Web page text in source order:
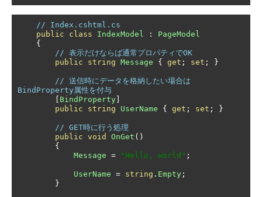
// Index.cshtml.cs
public
class IndexModel :
PageModel
{
// 表示だけならば通常プロパティでOK
public
string Message { get ; set ; }
// 送信時にデータを格納したい場合は
BindProperty属性を付与
BindProperty
public
string UserName { get ; set ; }
// GET時に行う処理
public void OnGet ()
{
Message = "Hello, world" ;
UserName = string . Empty ;
}